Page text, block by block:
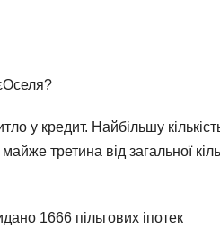
у кредит. Найбільшу
третина від загальної
1666 пільгових іпотек